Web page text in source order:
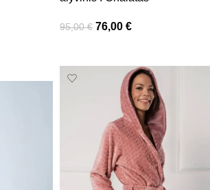
95,00€ 76,00 €